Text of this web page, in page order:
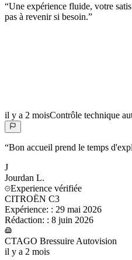
“Une expérience fluide, votre
pas à revenir si besoin.”
il y a 2 moisContrôle technique
“Bon accueil prend le temps
J
Jourdan L.
Experience vérifiée
CITROËN C3
Expérience: : 29 mai 2026
Rédaction: : 8 juin 2026
CTAGO Bressuire Autovision
il y a 2 mois